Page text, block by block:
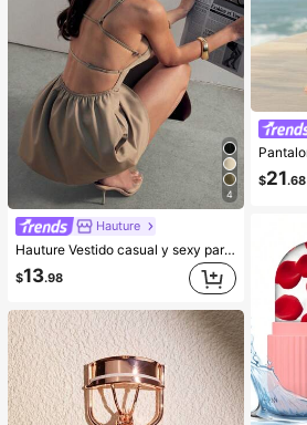
4
Hauture
Hauture Vestido casual y sexy para oficina con cuello cuadrado, delantal frontal y bolsillos, con espalda abierta con tirantes
$13.98
$21.68